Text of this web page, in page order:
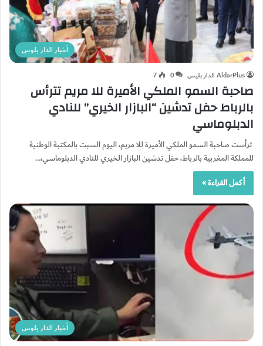
أخبار الدار بلوس
AldarPlus الدار بليس 0
7
صاحبة السمو الملكي الأميرة للا مريم تترأس
بالرباط حفل تدشين “البازار الخيري” للنادي
الدبلوماسي
ترأست صاحبة السمو الملكي الأميرة للا مريم، اليوم السبت بالمكتبة الوطنية
للمملكة المغربية بالرباط، حفل تدشين البازار الخيري للنادي الدبلوماسي،…
أكمل القراءة »
أخبار الدار بلوس